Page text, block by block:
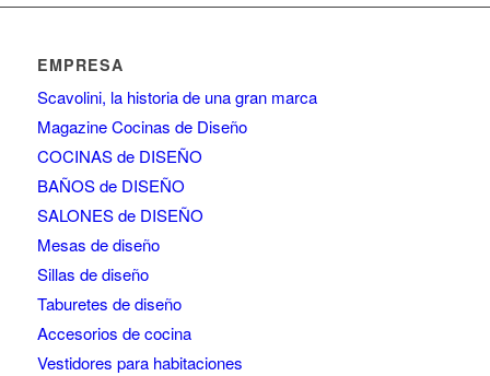
EMPRESA
Scavolini, la historia de una gran marca
Magazine Cocinas de Diseño
COCINAS de DISEÑO
BAÑOS de DISEÑO
SALONES de DISEÑO
Mesas de diseño
Sillas de diseño
Taburetes de diseño
Accesorios de cocina
Vestidores para habitaciones